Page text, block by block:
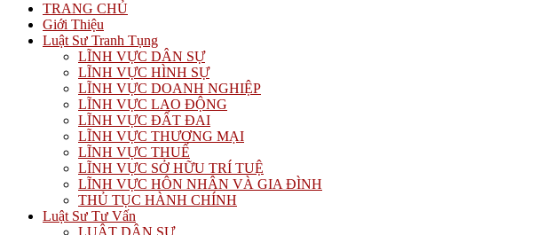
TRANG CHỦ
Giới Thiệu
Luật Sư Tranh Tụng
LĨNH VỰC DÂN SỰ
LĨNH VỰC HÌNH SỰ
LĨNH VỰC DOANH NGHIỆP
LĨNH VỰC LAO ĐỘNG
LĨNH VỰC ĐẤT ĐAI
LĨNH VỰC THƯƠNG MẠI
LĨNH VỰC THUẾ
LĨNH VỰC SỞ HỮU TRÍ TUỆ
LĨNH VỰC HÔN NHÂN VÀ GIA ĐÌNH
THỦ TỤC HÀNH CHÍNH
Luật Sư Tư Vấn
LUẬT DÂN SỰ